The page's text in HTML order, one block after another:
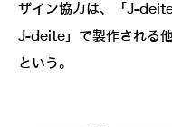
ザイン協力は、「J-
J-deite」で製作される
という。